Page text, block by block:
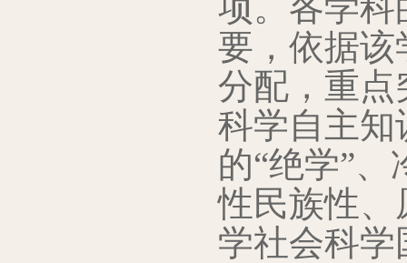
要，依据该
分配，重
科学自主知
的“绝学”
性民族性、
学社会科